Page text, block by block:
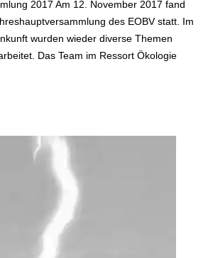
2017 Am 12. November 2017 fand
des EOBV statt. Im
wurden wieder diverse Themen
Das Team im Ressort Ökologie